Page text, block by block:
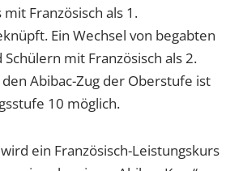
Französisch als 1.
Ein Wechsel von begabten
mit Französisch als 2.
Abibac-Zug der Oberstufe ist
10 möglich.
ein Französisch-Leistungskurs